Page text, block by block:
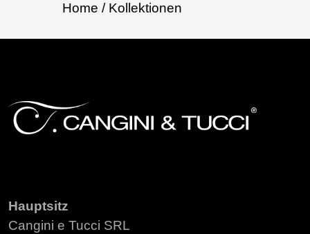
Home / Kollektionen
Hauptsitz
Cangini e Tucci SRL